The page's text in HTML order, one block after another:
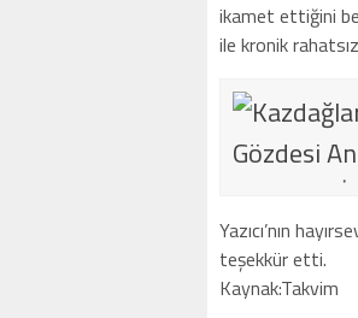
ikamet ettiğini
ile kronik
Yazıcı’nın
teşekkür etti.
Kaynak:Takvim